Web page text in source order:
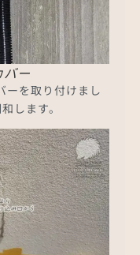
ー
ーを取り付けまし
します。